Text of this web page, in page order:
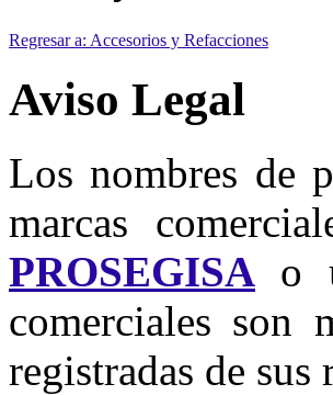
Regresar a: Accesorios y Refacciones
Aviso Legal
Los nombres de
marcas
PROSEGISA o
comerciales son
registradas de